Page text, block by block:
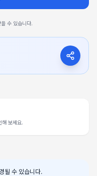
수 있습니다.
해 보세요.
될 수 있습니다.